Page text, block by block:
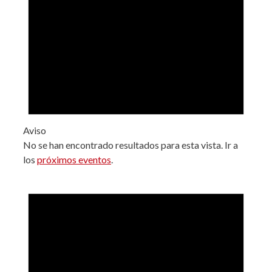
Aviso
No se han encontrado resultados para esta vista. Ir a
los próximos eventos.